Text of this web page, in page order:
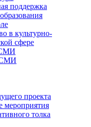
поддержка
в культурно-
сфере
СМИ
СМИ
проекта
мероприятия
толка